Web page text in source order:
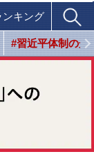
ンキング
#習近平体制の光